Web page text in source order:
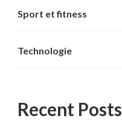
Sport et fitness
Technologie
Recent Posts